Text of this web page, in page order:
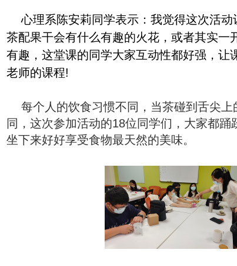
心理系陈安莉同学表示：我觉得这次活
茶配果干会有什么有趣的火花，或者其实
有趣，这堂课的同学大家互动性都好强，
老师的课程!
每个人的饮食习惯不同，当茶碰到舌尖
同，这次参加活动的18位同学们，大家都
坐下来好好享受食物最天然的美味。